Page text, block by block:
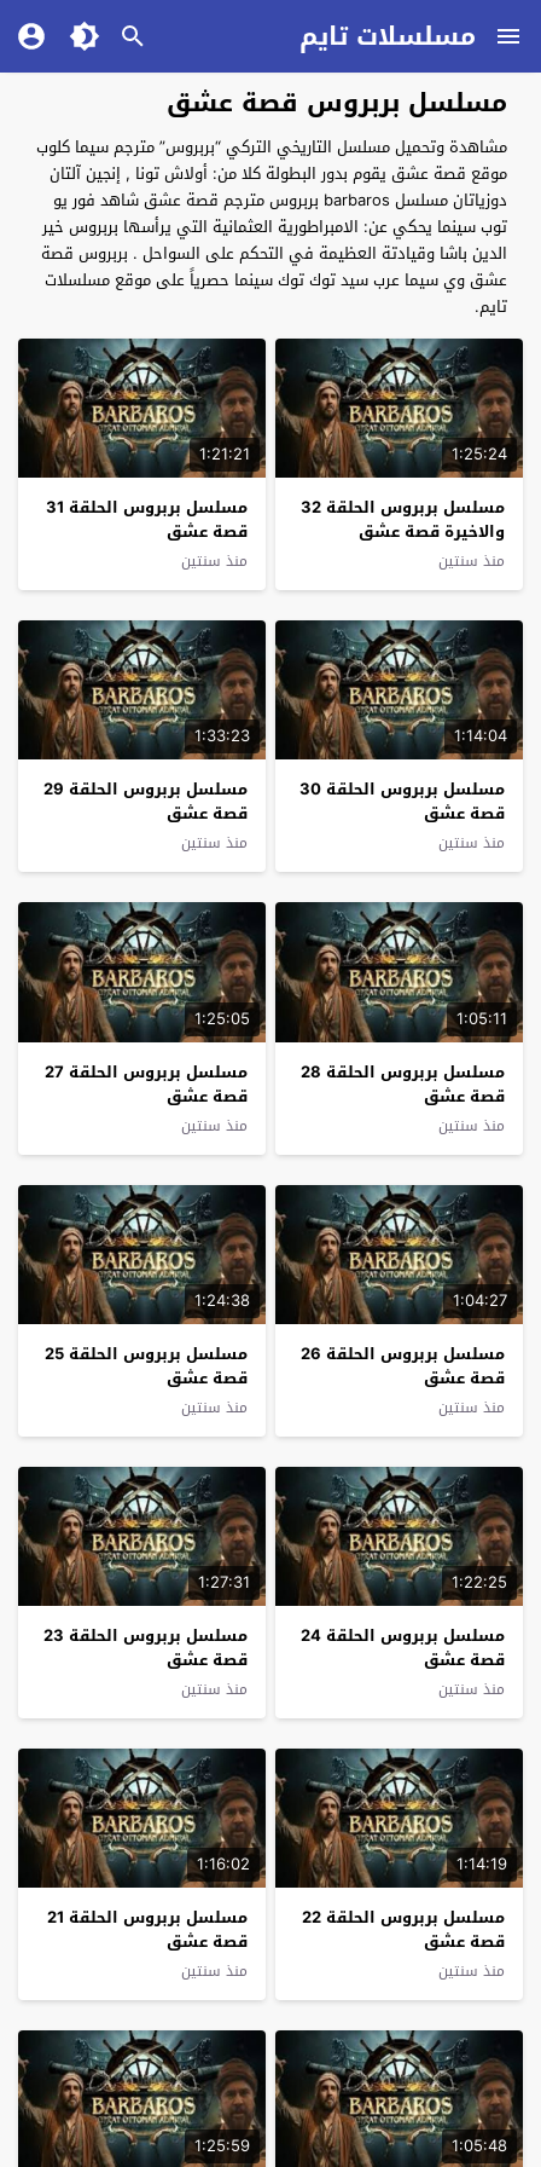
مسلسلات تايم
مسلسل بربروس قصة عشق
مشاهدة وتحميل مسلسل التاريخي التركي “بربروس” مترجم سيما كلوب
موقع قصة عشق يقوم بدور البطولة كلا من: أولاش تونا , إنجين آلتان
دوزياتان مسلسل barbaros بربروس مترجم قصة عشق شاهد فور يو
توب سينما يحكي عن: الامبراطورية العثمانية التي يرأسها بربروس خير
الدين باشا وقيادتة العظيمة في التحكم على السواحل . بربروس قصة
عشق وي سيما عرب سيد توك توك سينما حصرياً على موقع مسلسلات
تايم.
1:25:24
مسلسل بربروس الحلقة 32
والاخيرة قصة عشق
منذ سنتين
1:21:21
مسلسل بربروس الحلقة 31
قصة عشق
منذ سنتين
1:14:04
مسلسل بربروس الحلقة 30
قصة عشق
منذ سنتين
1:33:23
مسلسل بربروس الحلقة 29
قصة عشق
منذ سنتين
1:05:11
مسلسل بربروس الحلقة 28
قصة عشق
منذ سنتين
1:25:05
مسلسل بربروس الحلقة 27
قصة عشق
منذ سنتين
1:04:27
مسلسل بربروس الحلقة 26
قصة عشق
منذ سنتين
1:24:38
مسلسل بربروس الحلقة 25
قصة عشق
منذ سنتين
1:22:25
مسلسل بربروس الحلقة 24
قصة عشق
منذ سنتين
1:27:31
مسلسل بربروس الحلقة 23
قصة عشق
منذ سنتين
1:14:19
مسلسل بربروس الحلقة 22
قصة عشق
منذ سنتين
1:16:02
مسلسل بربروس الحلقة 21
قصة عشق
منذ سنتين
1:05:48
1:25:59